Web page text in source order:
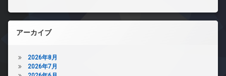
アーカイブ
2026年8月
2026年7月